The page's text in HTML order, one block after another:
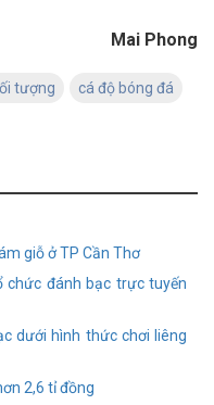
Mai Phong
tượng cá độ bóng đá
giỗ ở TP Cần Thơ
chức đánh bạc trực tuyến
dưới hình thức chơi liêng
2,6 tỉ đồng